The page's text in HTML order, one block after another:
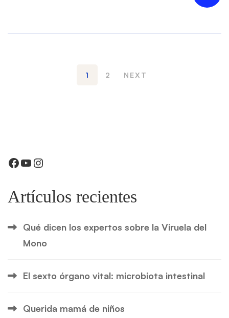
1 2 NEXT
Facebook
YouTube
Instagram
Artículos recientes
Qué dicen los expertos sobre la Viruela del
Mono
El sexto órgano vital: microbiota intestinal
Querida mamá de niños